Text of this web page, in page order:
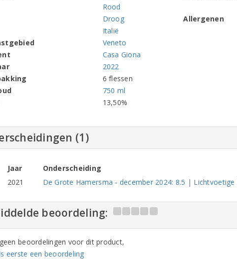
Rood
Droog
Italië
Veneto
Casa Giona
2022
6 flessen
750 ml
13,50%
Allergenen
(1)
Jaar
Onderscheiding
2021
De Grote Hamersma - december 2024: 8.5 |
beoordeling:
beoordelingen voor dit product,
eerste een beoordeling